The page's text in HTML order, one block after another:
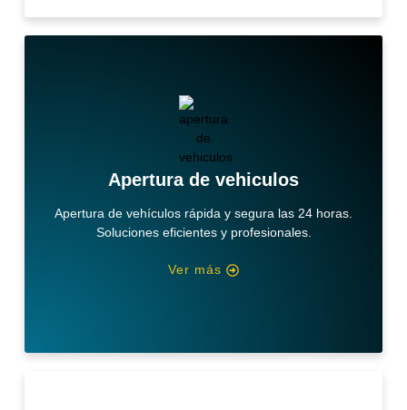
Apertura de vehiculos
Apertura de vehículos rápida y segura las 24 horas.
Soluciones eficientes y profesionales.
Ver más